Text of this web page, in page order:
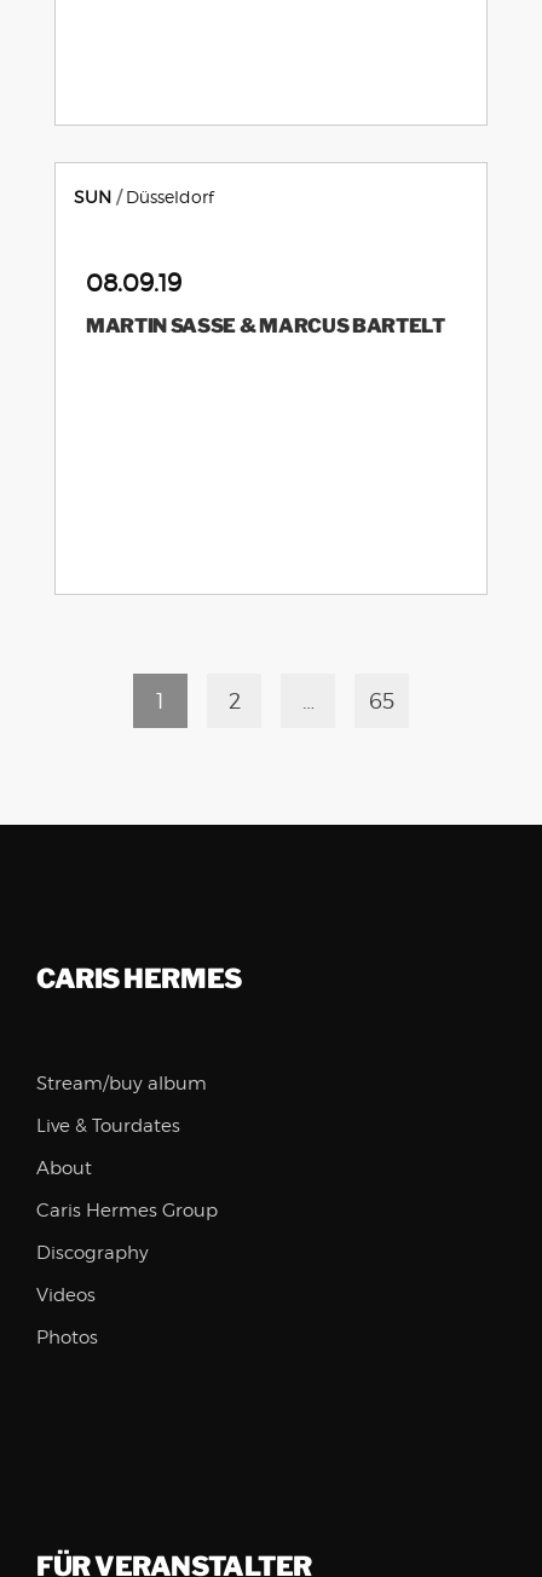
SUN Düsseldorf
08.09.19
MARTIN SASSE & MARCUS BARTELT
1 2 65
CARIS HERMES
Stream/buy album
Live & Tourdates
About
Caris Hermes Group
Discography
Videos
Photos
FÜR VERANSTALTER